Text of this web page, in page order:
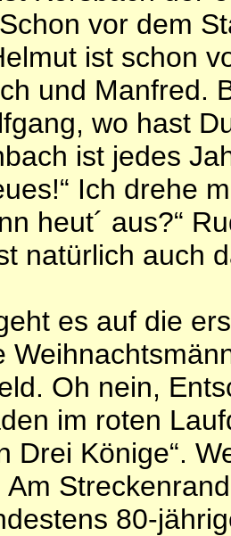
vor dem
ist schon
und Manfred.
wo hast
ist jedes
Ich drehe
heut´ aus?“
natürlich auch
es auf die
Oh nein,
im roten
Drei Könige“.
Am
80-